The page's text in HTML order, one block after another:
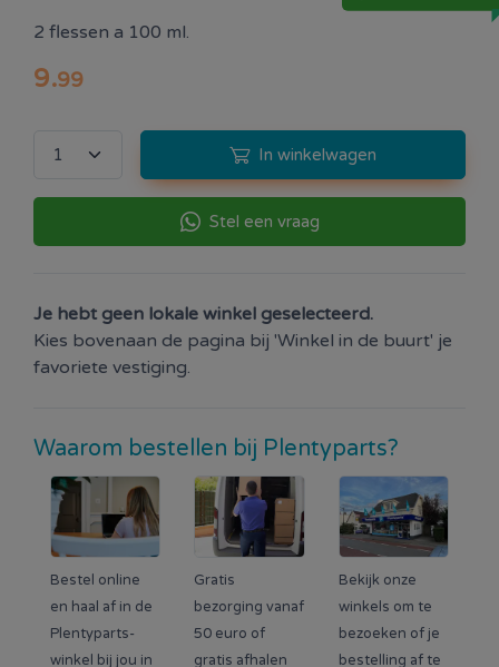
2 flessen a 100 ml.
9.99
In winkelwagen
Stel een vraag
Je hebt geen lokale winkel geselecteerd.
Kies bovenaan de pagina bij 'Winkel in de buurt' je
favoriete vestiging.
Waarom bestellen bij Plentyparts?
Bestel online
en haal af in de
Plentyparts-
winkel bij jou in
Gratis
bezorging vanaf
50 euro of
gratis afhalen
Bekijk onze
winkels om te
bezoeken of je
bestelling af te